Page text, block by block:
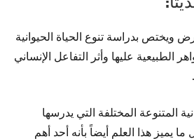
بدراسة تنوع الحياة الحيوانية
الطبيعية عليها وأثر التفاعل الإنساني
المتنوعة المختلفة التي يدرسها
ما يميز هذا العلم أيضاً بأنه أحد أهم